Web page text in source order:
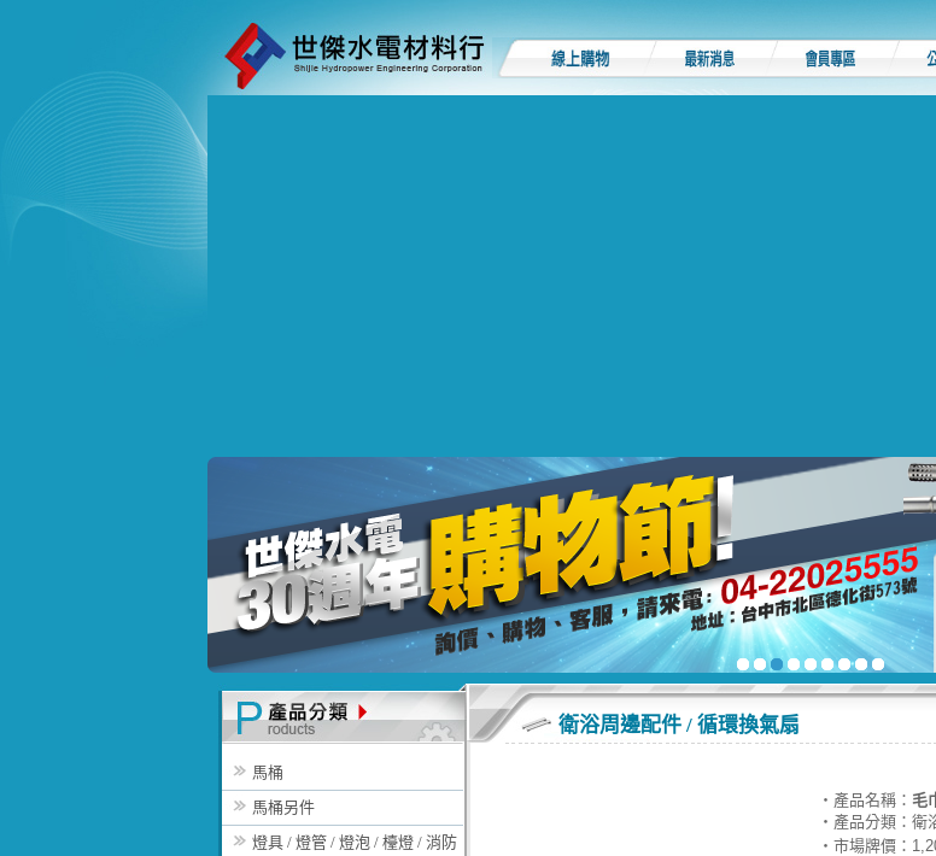
馬桶
馬桶另件
燈具 / 燈管 / 燈泡 / 檯燈 / 消防
衛浴周邊配件 / 循環換氣扇
‧產品名稱： 毛
‧產品分類：衛
‧市場牌價：